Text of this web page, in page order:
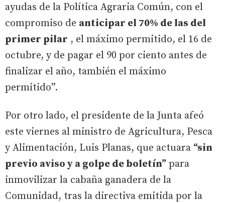
ayudas de la Política Agraria Común, con el
compromiso de anticipar el 70% de las del
primer pilar , el máximo permitido, el 16 de
octubre, y de pagar el 90 por ciento antes de
finalizar el año, también el máximo
permitido”.
Por otro lado, el presidente de la Junta afeó
este viernes al ministro de Agricultura, Pesca
y Alimentación, Luis Planas, que actuara “sin
previo aviso y a golpe de boletín” para
inmovilizar la cabaña ganadera de la
Comunidad, tras la directiva emitida por la